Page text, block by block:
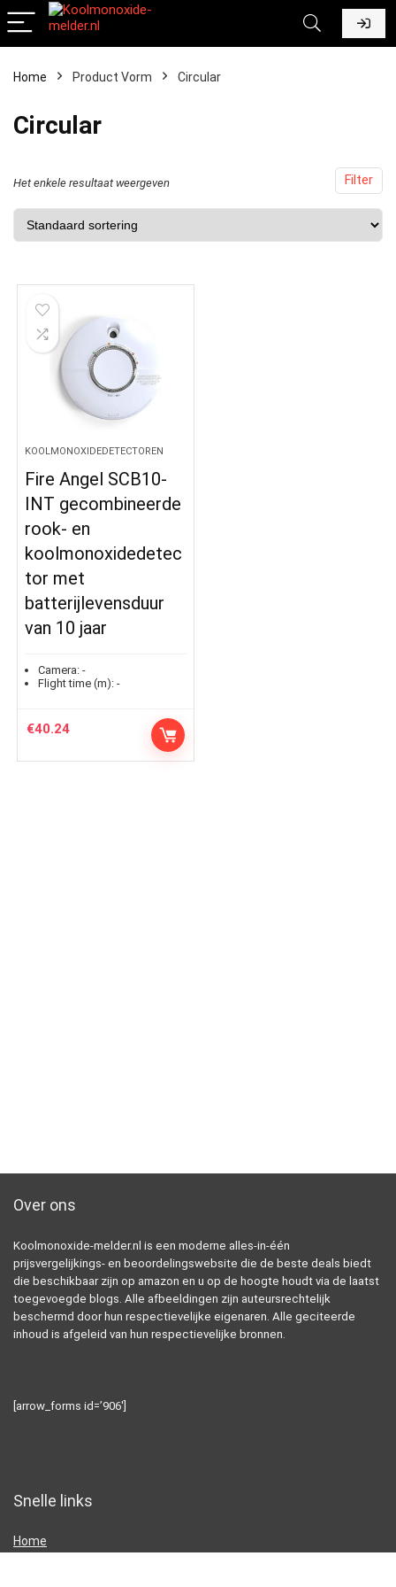
Home Product Vorm ‎Circular
‎Circular
Filter
Het enkele resultaat weergeven
KOOLMONOXIDEDETECTOREN
Fire Angel SCB10-
INT gecombineerde
rook- en
koolmonoxidedetec
tor met
batterijlevensduur
van 10 jaar
Camera: -
Flight time (m): -
€40.24
Over ons
Koolmonoxide-melder.nl is een moderne alles-in-één
prijsvergelijkings- en beoordelingswebsite die de beste deals biedt
die beschikbaar zijn op amazon en u op de hoogte houdt via de laatst
toegevoegde blogs. Alle afbeeldingen zijn auteursrechtelijk
beschermd door hun respectievelijke eigenaren. Alle geciteerde
inhoud is afgeleid van hun respectievelijke bronnen.
[arrow_forms id=’906′]
Snelle links
Home